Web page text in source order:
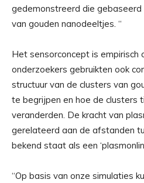
gedemonstreerd die gebaseerd
van gouden nanodeeltjes. “
Het sensorconcept is empirisch
onderzoekers gebruikten ook
structuur van de clusters van
te begrijpen en hoe de clusters
veranderden. De kracht van
gerelateerd aan de afstanden
bekend staat als een
“Op basis van onze simulaties